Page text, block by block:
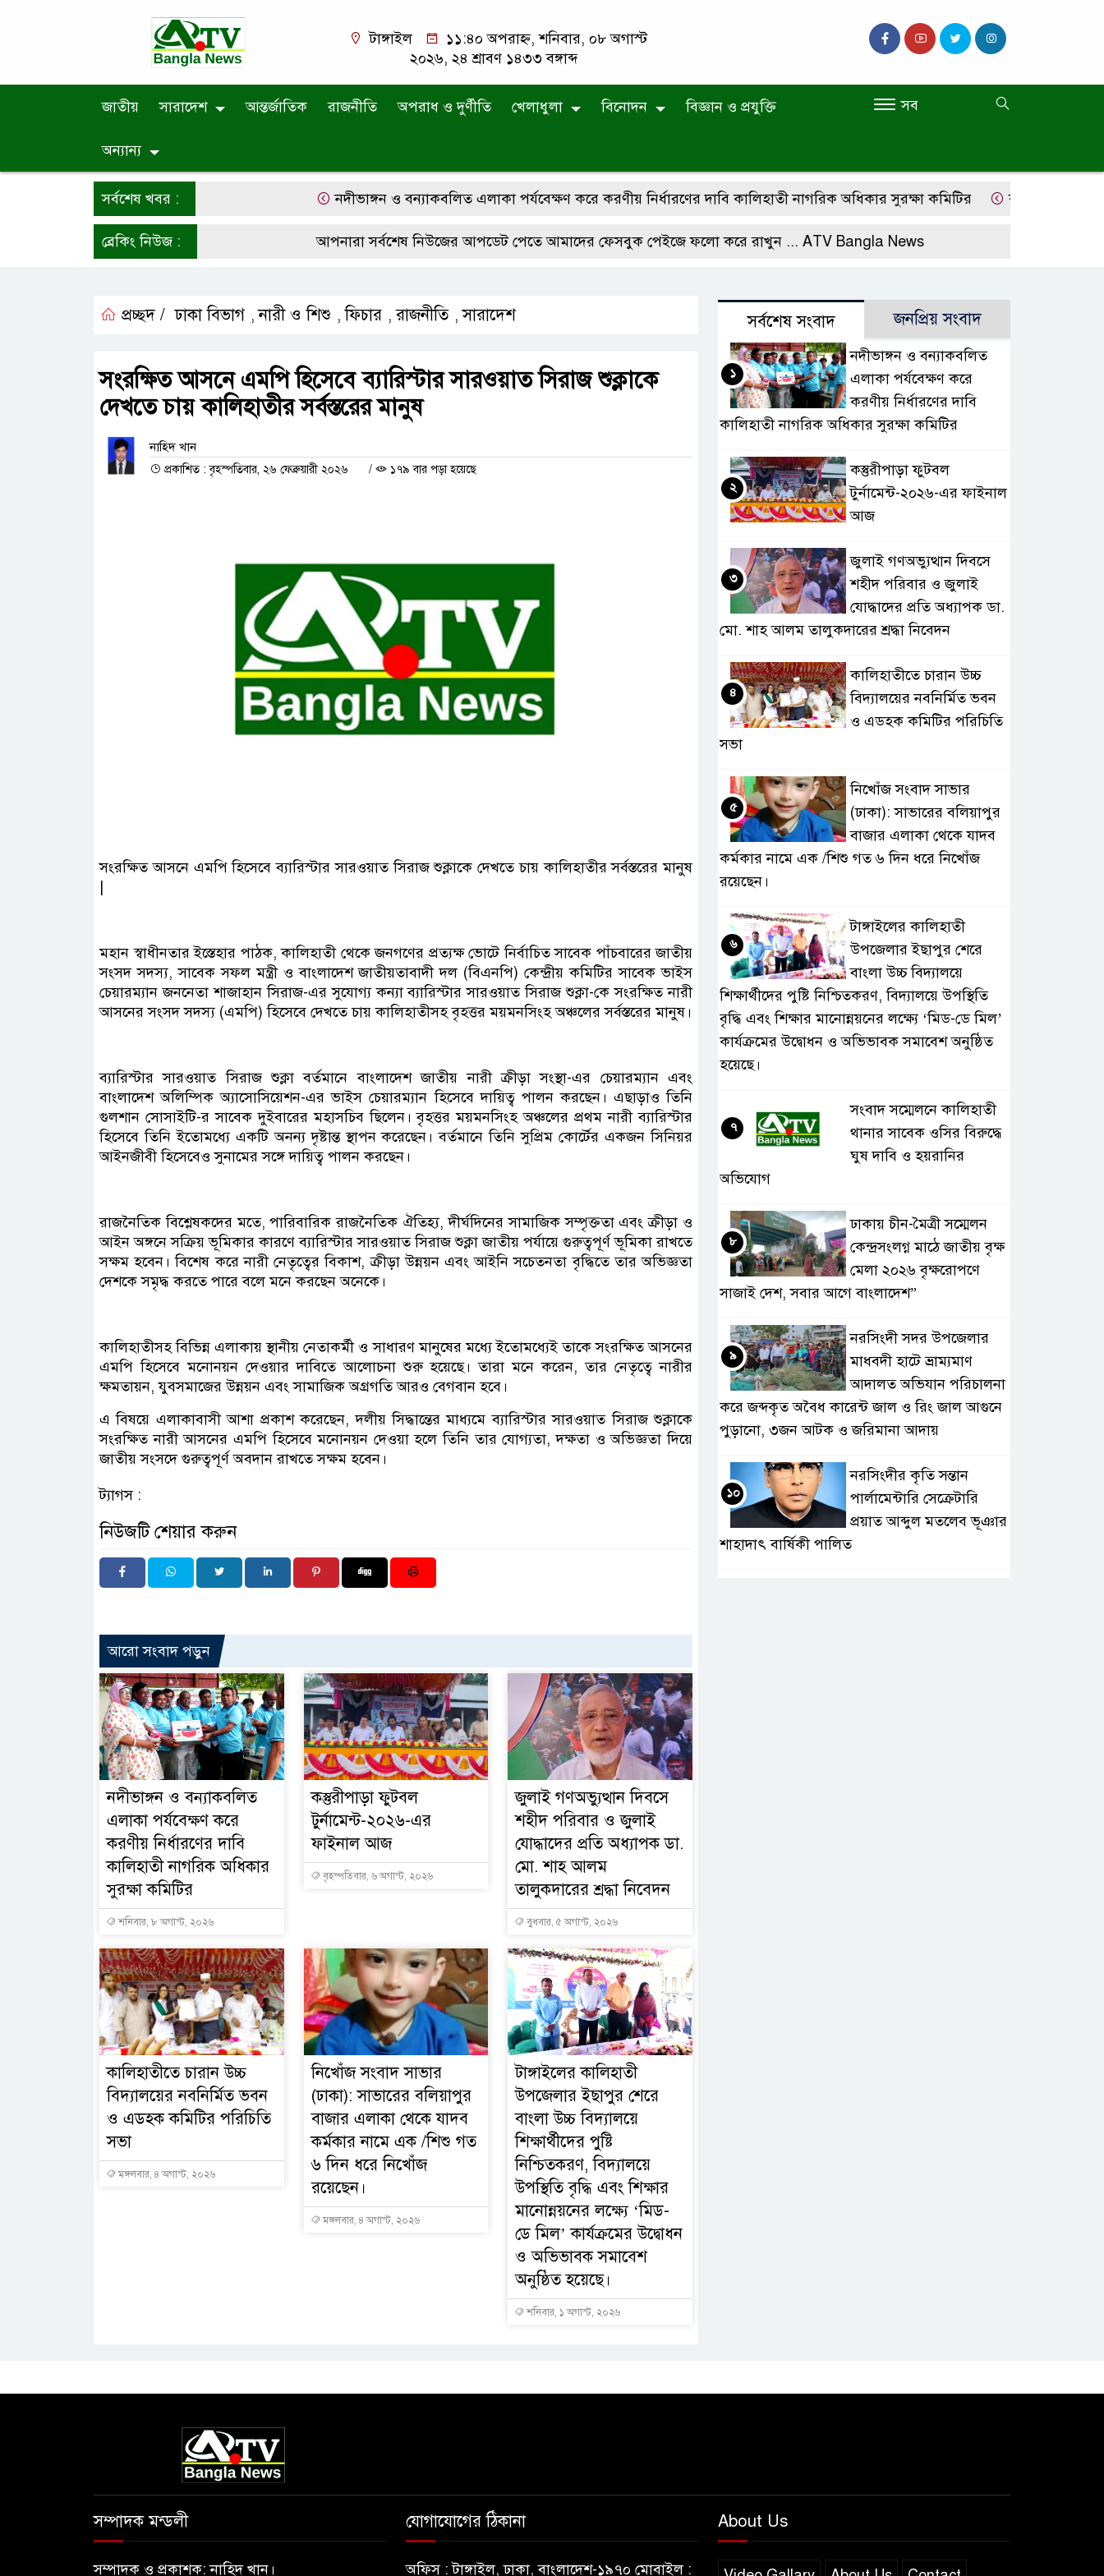
টাঙ্গাইল
১১:৪০ অপরাহ্ন, শনিবার, ০৮ অগাস্ট
২০২৬, ২৪ শ্রাবণ ১৪৩৩ বঙ্গাব্দ
জাতীয় সারাদেশ আন্তর্জাতিক রাজনীতি অপরাধ ও দুর্ণীতি খেলাধুলা বিনোদন বিজ্ঞান ও প্রযুক্তি
অন্যান্য
সব
সর্বশেষ খবর : নদীভাঙ্গন ও বন্যাকবলিত এলাকা পর্যবেক্ষণ করে করণীয় নির্ধারণের দাবি কালিহাতী নাগরিক অধিকার সুরক্ষা কমিটির কস্তুরীপাড়া ফুটবল
ব্রেকিং নিউজ : আপনারা সর্বশেষ নিউজের আপডেট পেতে আমাদের ফেসবুক পেইজে ফলো করে রাখুন ...ATV Bangla News
প্রচ্ছদ / ঢাকা বিভাগ ,নারী ও শিশু ,ফিচার ,রাজনীতি ,সারাদেশ
সংরক্ষিত আসনে এমপি হিসেবে ব্যারিস্টার সারওয়াত সিরাজ শুক্লাকে
দেখতে চায় কালিহাতীর সর্বস্তরের মানুষ
নাহিদ খান
প্রকাশিত : বৃহস্পতিবার, ২৬ ফেব্রুয়ারী ২০২৬ / ১৭৯ বার পড়া হয়েছে
সংরক্ষিত আসনে এমপি হিসেবে ব্যারিস্টার সারওয়াত সিরাজ শুক্লাকে দেখতে চায় কালিহাতীর সর্বস্তরের মানুষ
মহান স্বাধীনতার ইস্তেহার পাঠক, কালিহাতী থেকে জনগণের প্রত্যক্ষ ভোটে নির্বাচিত সাবেক পাঁচবারের জাতীয়
সংসদ সদস্য, সাবেক সফল মন্ত্রী ও বাংলাদেশ জাতীয়তাবাদী দল (বিএনপি) কেন্দ্রীয় কমিটির সাবেক ভাইস
চেয়ারম্যান জননেতা শাজাহান সিরাজ-এর সুযোগ্য কন্যা ব্যারিস্টার সারওয়াত সিরাজ শুক্লা-কে সংরক্ষিত নারী
আসনের সংসদ সদস্য (এমপি) হিসেবে দেখতে চায় কালিহাতীসহ বৃহত্তর ময়মনসিংহ অঞ্চলের সর্বস্তরের মানুষ।
ব্যারিস্টার সারওয়াত সিরাজ শুক্লা বর্তমানে বাংলাদেশ জাতীয় নারী ক্রীড়া সংস্থা-এর চেয়ারম্যান এবং
বাংলাদেশ অলিম্পিক অ্যাসোসিয়েশন-এর ভাইস চেয়ারম্যান হিসেবে দায়িত্ব পালন করছেন। এছাড়াও তিনি
গুলশান সোসাইটি-র সাবেক দুইবারের মহাসচিব ছিলেন। বৃহত্তর ময়মনসিংহ অঞ্চলের প্রথম নারী ব্যারিস্টার
হিসেবে তিনি ইতোমধ্যে একটি অনন্য দৃষ্টান্ত স্থাপন করেছেন। বর্তমানে তিনি সুপ্রিম কোর্টের একজন সিনিয়র
আইনজীবী হিসেবেও সুনামের সঙ্গে দায়িত্ব পালন করছেন।
রাজনৈতিক বিশ্লেষকদের মতে, পারিবারিক রাজনৈতিক ঐতিহ্য, দীর্ঘদিনের সামাজিক সম্পৃক্ততা এবং ক্রীড়া ও
আইন অঙ্গনে সক্রিয় ভূমিকার কারণে ব্যারিস্টার সারওয়াত সিরাজ শুক্লা জাতীয় পর্যায়ে গুরুত্বপূর্ণ ভূমিকা রাখতে
সক্ষম হবেন। বিশেষ করে নারী নেতৃত্বের বিকাশ, ক্রীড়া উন্নয়ন এবং আইনি সচেতনতা বৃদ্ধিতে তার অভিজ্ঞতা
দেশকে সমৃদ্ধ করতে পারে বলে মনে করছেন অনেকে।
কালিহাতীসহ বিভিন্ন এলাকায় স্থানীয় নেতাকর্মী ও সাধারণ মানুষের মধ্যে ইতোমধ্যেই তাকে সংরক্ষিত আসনের
এমপি হিসেবে মনোনয়ন দেওয়ার দাবিতে আলোচনা শুরু হয়েছে। তারা মনে করেন, তার নেতৃত্বে নারীর
ক্ষমতায়ন, যুবসমাজের উন্নয়ন এবং সামাজিক অগ্রগতি আরও বেগবান হবে।
এ বিষয়ে এলাকাবাসী আশা প্রকাশ করেছেন, দলীয় সিদ্ধান্তের মাধ্যমে ব্যারিস্টার সারওয়াত সিরাজ শুক্লাকে
সংরক্ষিত নারী আসনের এমপি হিসেবে মনোনয়ন দেওয়া হলে তিনি তার যোগ্যতা, দক্ষতা ও অভিজ্ঞতা দিয়ে
জাতীয় সংসদে গুরুত্বপূর্ণ অবদান রাখতে সক্ষম হবেন।
ট্যাগস :
নিউজটি শেয়ার করুন
আরো সংবাদ পড়ুন
নদীভাঙ্গন ও বন্যাকবলিত
এলাকা পর্যবেক্ষণ করে
করণীয় নির্ধারণের দাবি
কালিহাতী নাগরিক অধিকার
সুরক্ষা কমিটির
শনিবার, ৮ অগাস্ট, ২০২৬
কস্তুরীপাড়া ফুটবল
টুর্নামেন্ট-২০২৬-এর
ফাইনাল আজ
বৃহস্পতিবার, ৬ অগাস্ট, ২০২৬
জুলাই গণঅভ্যুত্থান দিবসে
শহীদ পরিবার ও জুলাই
যোদ্ধাদের প্রতি অধ্যাপক ডা.
মো. শাহ আলম
তালুকদারের শ্রদ্ধা নিবেদন
বুধবার, ৫ অগাস্ট, ২০২৬
কালিহাতীতে চারান উচ্চ
বিদ্যালয়ের নবনির্মিত ভবন
ও এডহক কমিটির পরিচিতি
সভা
মঙ্গলবার, ৪ অগাস্ট, ২০২৬
নিখোঁজ সংবাদ সাভার
(ঢাকা): সাভারের বলিয়াপুর
বাজার এলাকা থেকে যাদব
কর্মকার নামে এক /শিশু গত
৬ দিন ধরে নিখোঁজ
রয়েছেন।
মঙ্গলবার, ৪ অগাস্ট, ২০২৬
টাঙ্গাইলের কালিহাতী
উপজেলার ইছাপুর শেরে
বাংলা উচ্চ বিদ্যালয়ে
শিক্ষার্থীদের পুষ্টি
নিশ্চিতকরণ, বিদ্যালয়ে
উপস্থিতি বৃদ্ধি এবং শিক্ষার
মানোন্নয়নের লক্ষ্যে ‘মিড-
ডে মিল’ কার্যক্রমের উদ্বোধন
ও অভিভাবক সমাবেশ
অনুষ্ঠিত হয়েছে।
শনিবার, ১ অগাস্ট, ২০২৬
সর্বশেষ সংবাদ জনপ্রিয় সংবাদ
নদীভাঙ্গন ও বন্যাকবলিত
এলাকা পর্যবেক্ষণ করে
করণীয় নির্ধারণের দাবি
কালিহাতী নাগরিক অধিকার সুরক্ষা কমিটির
১
কস্তুরীপাড়া ফুটবল
টুর্নামেন্ট-২০২৬-এর ফাইনাল
আজ
২
জুলাই গণঅভ্যুত্থান দিবসে
শহীদ পরিবার ও জুলাই
যোদ্ধাদের প্রতি অধ্যাপক ডা.
মো. শাহ আলম তালুকদারের শ্রদ্ধা নিবেদন
৩
কালিহাতীতে চারান উচ্চ
বিদ্যালয়ের নবনির্মিত ভবন
ও এডহক কমিটির পরিচিতি
সভা
৪
নিখোঁজ সংবাদ সাভার
(ঢাকা): সাভারের বলিয়াপুর
বাজার এলাকা থেকে যাদব
কর্মকার নামে এক /শিশু গত ৬ দিন ধরে নিখোঁজ
রয়েছেন।
৫
টাঙ্গাইলের কালিহাতী
উপজেলার ইছাপুর শেরে
বাংলা উচ্চ বিদ্যালয়ে
শিক্ষার্থীদের পুষ্টি নিশ্চিতকরণ, বিদ্যালয়ে উপস্থিতি
বৃদ্ধি এবং শিক্ষার মানোন্নয়নের লক্ষ্যে ‘মিড-ডে মিল’
কার্যক্রমের উদ্বোধন ও অভিভাবক সমাবেশ অনুষ্ঠিত
হয়েছে।
৬
সংবাদ সম্মেলনে কালিহাতী
থানার সাবেক ওসির বিরুদ্ধে
ঘুষ দাবি ও হয়রানির
অভিযোগ
৭
ঢাকায় চীন-মৈত্রী সম্মেলন
কেন্দ্রসংলগ্ন মাঠে জাতীয় বৃক্ষ
মেলা ২০২৬ বৃক্ষরোপণে
সাজাই দেশ, সবার আগে বাংলাদেশ”
৮
নরসিংদী সদর উপজেলার
মাধবদী হাটে ভ্রাম্যমাণ
আদালত অভিযান পরিচালনা
করে জব্দকৃত অবৈধ কারেন্ট জাল ও রিং জাল আগুনে
পুড়ানো, ৩জন আটক ও জরিমানা আদায়
৯
নরসিংদীর কৃতি সন্তান
পার্লামেন্টারি সেক্রেটারি
প্রয়াত আব্দুল মতলেব ভূঞার
শাহাদাৎ বার্ষিকী পালিত
১০
সম্পাদক মন্ডলী
সম্পাদক ও প্রকাশক: নাহিদ খান।
যোগাযোগের ঠিকানা
অফিস : টাঙ্গাইল, ঢাকা, বাংলাদেশ-১৯৭০ মোবাইল :
About Us